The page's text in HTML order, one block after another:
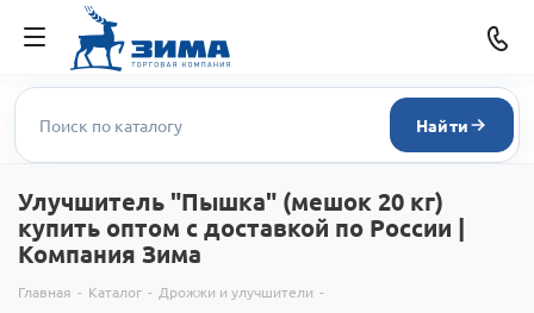
Найти
Улучшитель "Пышка" (мешок 20 кг)
купить оптом с доставкой по России |
Компания Зима
Главная - Каталог - Дрожжи и улучшители -